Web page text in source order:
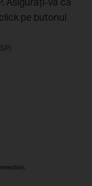
pe butonul